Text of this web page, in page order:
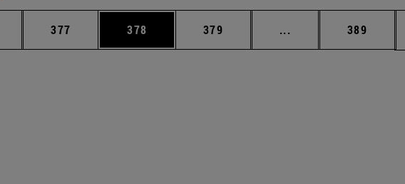
Páginas intermedias Use TAB para desplazarse.
Página
377 Página
378 Página
379 ... Páginas intermedias
Página
389